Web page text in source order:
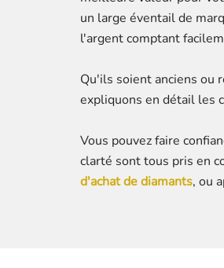
un large éventail de
l'argent comptant
Qu'ils soient anciens ou
expliquons en détail les
Vous pouvez faire
clarté sont tous pris en
d'achat de diamants, ou